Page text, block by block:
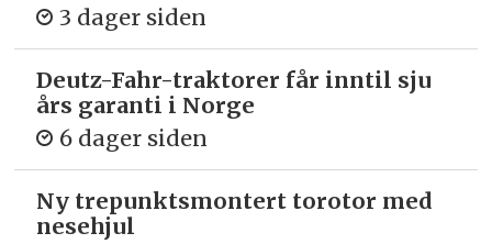
3 dager siden
Deutz-Fahr-traktorer får inntil sju
års garanti i Norge
6 dager siden
Ny trepunkts­montert torotor med
nesehjul